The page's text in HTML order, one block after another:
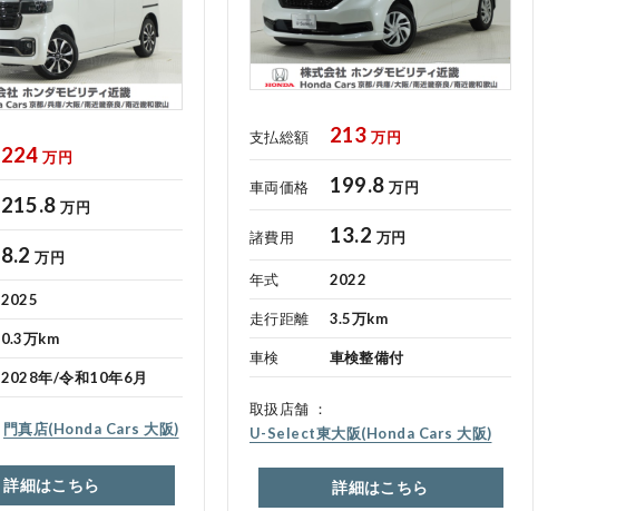
224 万円
215.8 万円
8.2 万円
2025
0.3万km
2028年/令和10年6月
門真店(Honda Cars 大阪)
詳細はこちら
支払総額 213 万円
車両価格 199.8 万円
諸費用 13.2 万円
年式 2022
走行距離 3.5万km
車検 車検整備付
取扱店舗
U-Select東大阪(Honda Cars 大阪)
詳細はこちら